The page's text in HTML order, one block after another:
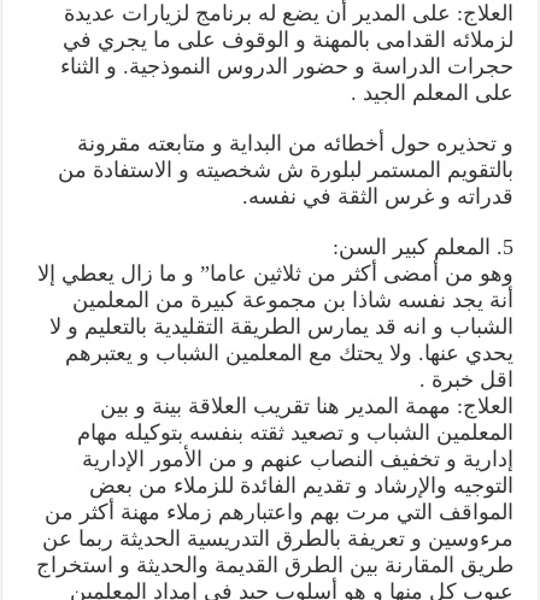
العلاج: على المدير أن يضع له برنامج لزيارات عديدة
لزملائه القدامى بالمهنة و الوقوف على ما يجري في
حجرات الدراسة و حضور الدروس النموذجية. و الثناء
على المعلم الجيد .
و تحذيره حول أخطائه من البداية و متابعته مقرونة
بالتقويم المستمر لبلورة ش شخصيته و الاستفادة من
قدراته و غرس الثقة في نفسه.
5. المعلم كبير السن:
وهو من أمضى أكثر من ثلاثين عاما” و ما زال يعطي إلا
أنة يجد نفسه شاذا بن مجموعة كبيرة من المعلمين
الشباب و انه قد يمارس الطريقة التقليدية بالتعليم و لا
يحدي عنها. ولا يحتك مع المعلمين الشباب و يعتبرهم
اقل خبرة .
العلاج: مهمة المدير هنا تقريب العلاقة بينة و بين
المعلمين الشباب و تصعيد ثقته بنفسه بتوكيله مهام
إدارية و تخفيف النصاب عنهم و من الأمور الإدارية
التوجيه والإرشاد و تقديم الفائدة للزملاء من بعض
المواقف التي مرت بهم واعتبارهم زملاء مهنة أكثر من
مرءوسين و تعريفة بالطرق التدريسية الحديثة ربما عن
طريق المقارنة بين الطرق القديمة والحديثة و استخراج
عيوب كل منها و هو أسلوب جيد في إمداد المعلمين